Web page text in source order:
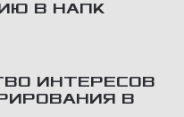
В НАПК
ИНТЕРЕСОВ
В